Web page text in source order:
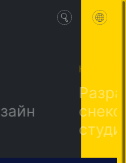
КЕЙСИ
снеков
студии Да